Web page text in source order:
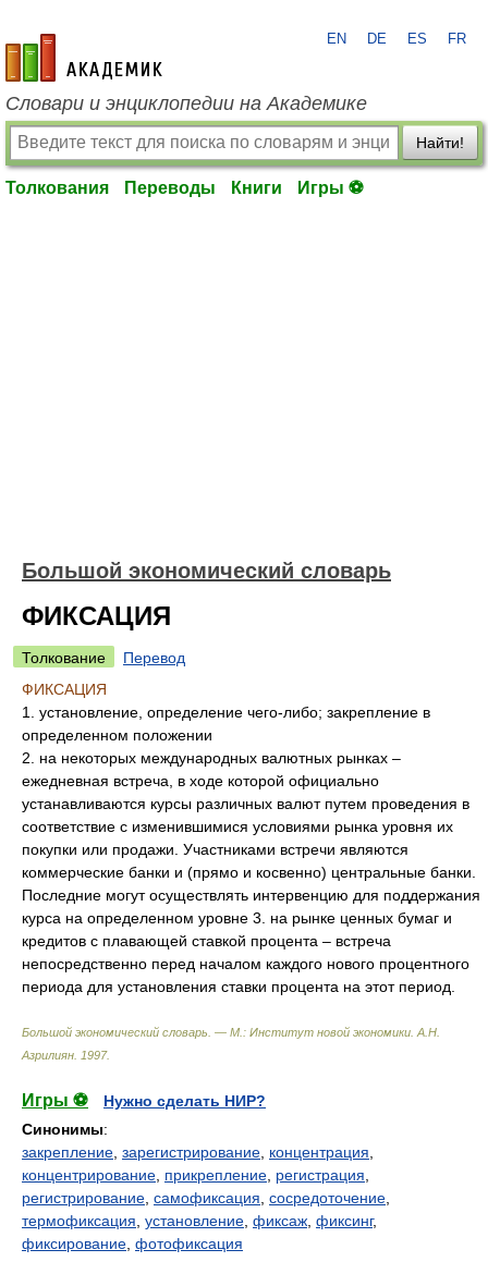
academic.ru
EN DE ES FR
Словари и энциклопедии на Академике
Найти!
Толкования Переводы Книги Игры ⚽
Большой экономический словарь
ФИКСАЦИЯ
Толкование
Перевод
ФИКСАЦИЯ
1. установление, определение чего-либо; закрепление в
определенном положении
2. на некоторых международных валютных рынках –
ежедневная встреча, в ходе которой официально
устанавливаются курсы различных валют путем проведения в
соответствие с изменившимися условиями рынка уровня их
покупки или продажи. Участниками встречи являются
коммерческие банки и (прямо и косвенно) центральные банки.
Последние могут осуществлять интервенцию для поддержания
курса на определенном уровне 3. на рынке ценных бумаг и
кредитов с плавающей ставкой процента – встреча
непосредственно перед началом каждого нового процентного
периода для установления ставки процента на этот период.
Большой экономический словарь. — М.: Институт новой экономики А.Н.
Азрилиян 1997.
Игры ⚽
Нужно сделать НИР?
Синонимы:
закрепление зарегистрирование концентрация
концентрирование прикрепление регистрация
регистрирование самофиксация сосредоточение
термофиксация установление фиксаж фиксинг,
фиксирование фотофиксация